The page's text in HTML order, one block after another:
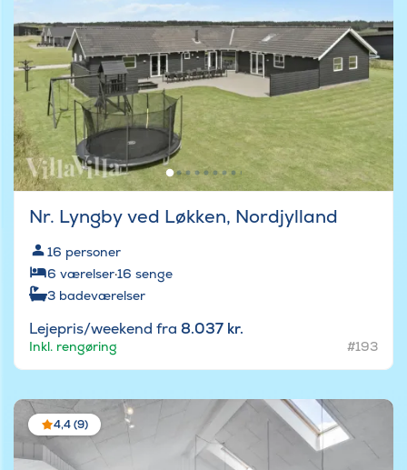
Nr. Lyngby ved Løkken, Nordjylland
16 personer
6 værelser·16 senge
3 badeværelser
Lejepris/weekend fra 8.037 kr.
Inkl. rengøring #193
4,4 (9)